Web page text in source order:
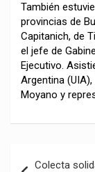
También
provincias de
Capitanich, de
el jefe de
Ejecutivo.
Argentina
Moyano y
Colecta